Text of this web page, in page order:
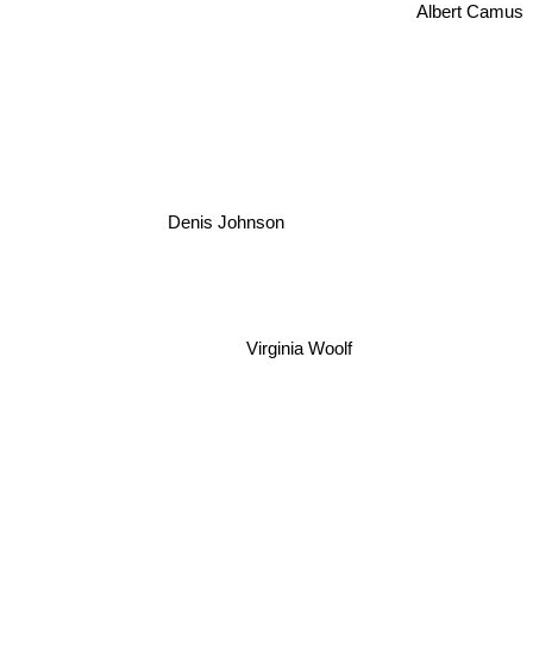
Denis Johnson
Virginia Woolf
Albert Camus